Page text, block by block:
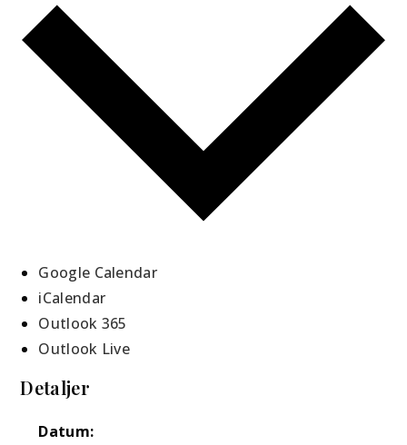
Google Calendar
iCalendar
Outlook 365
Outlook Live
Detaljer
Datum: